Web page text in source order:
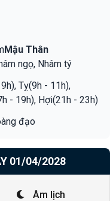
Mậu Thân
ngọ, Nhâm tý
Tỵ(9h - 11h),
- 19h), Hợi(21h - 23h)
đạo
01/04/2028
Âm lịch